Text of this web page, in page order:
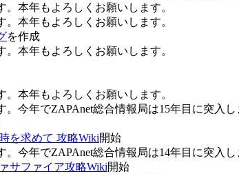
本年もよろしくお願いします。
本年もよろしくお願いします。
を作成
本年もよろしくお願いします。
本年もよろしくお願いします。
今年でZAPAnet総合情報局は15年目に突入し
を求めて 攻略Wiki開始
今年でZAPAnet総合情報局は14年目に突入し
サファイア攻略Wiki開始